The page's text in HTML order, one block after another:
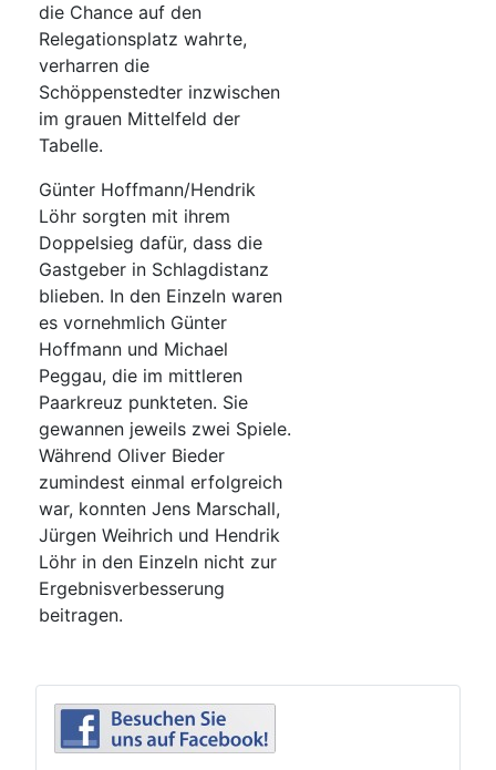
die Chance auf den
Relegationsplatz wahrte,
verharren die
Schöppenstedter inzwischen
im grauen Mittelfeld der
Tabelle.
Günter Hoffmann/Hendrik
Löhr sorgten mit ihrem
Doppelsieg dafür, dass die
Gastgeber in Schlagdistanz
blieben. In den Einzeln waren
es vornehmlich Günter
Hoffmann und Michael
Peggau, die im mittleren
Paarkreuz punkteten. Sie
gewannen jeweils zwei Spiele.
Während Oliver Bieder
zumindest einmal erfolgreich
war, konnten Jens Marschall,
Jürgen Weihrich und Hendrik
Löhr in den Einzeln nicht zur
Ergebnisverbesserung
beitragen.